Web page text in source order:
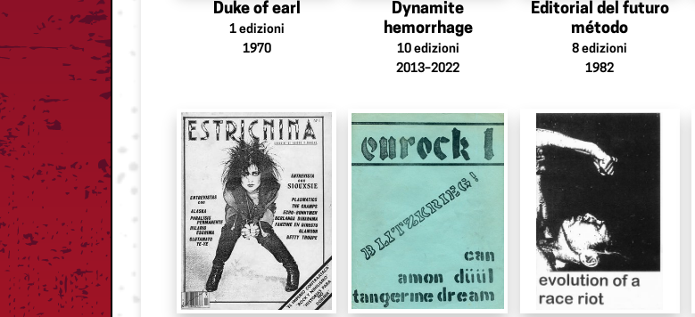
Duke of earl
1 edizioni
1970
Dynamite
hemorrhage
10 edizioni
2013–2022
Editorial del futuro
método
8 edizioni
1982